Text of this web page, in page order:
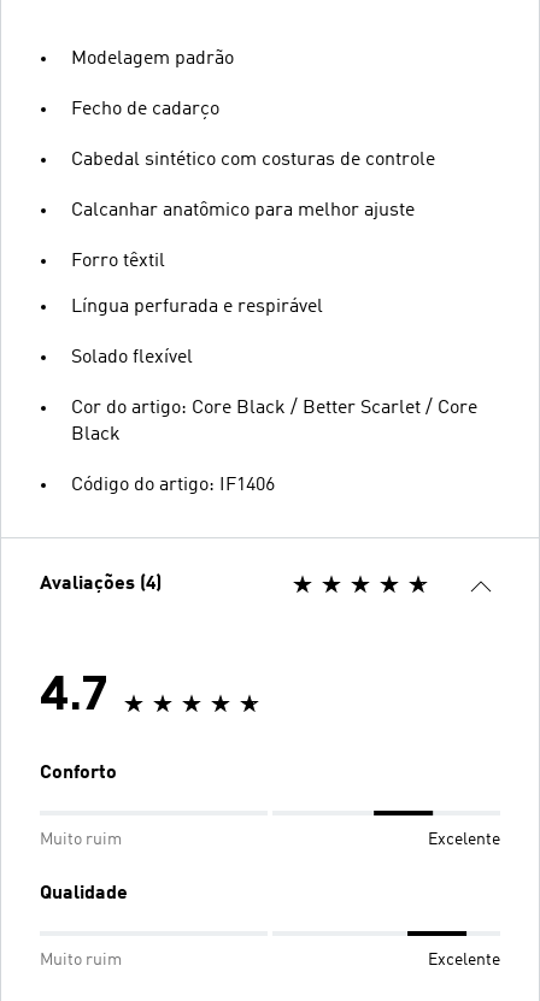
Modelagem padrão
Fecho de cadarço
Cabedal sintético com costuras de controle
Calcanhar anatômico para melhor ajuste
Forro têxtil
Língua perfurada e respirável
Solado flexível
Cor do artigo: Core Black / Better Scarlet / Core
Black
Código do artigo: IF1406
Avaliações (4)
4.7
Conforto
Muito ruim Excelente
Qualidade
Muito ruim Excelente